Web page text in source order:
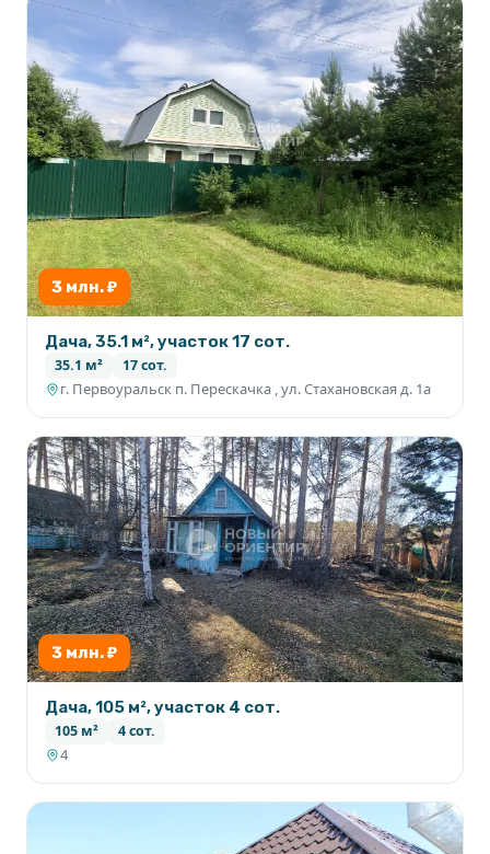
3 млн. ₽
Дача, 35.1 м², участок 17 сот.
35.1 м² 17 сот.
г. Первоуральск п. Перескачка , ул. Стахановская д. 1а
3 млн. ₽
Дача, 105 м², участок 4 сот.
105 м² 4 сот.
4